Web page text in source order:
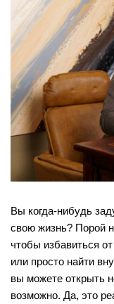
Вы когда-нибудь
свою жизнь? Порой
чтобы избавиться
или просто найти
вы можете открыть
возможно. Да, это